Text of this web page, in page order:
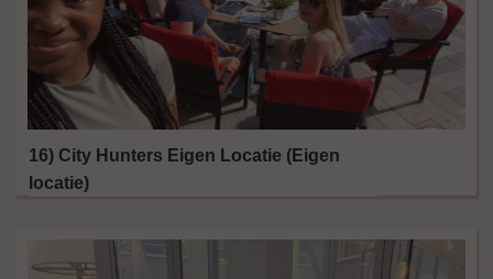
16) City Hunters Eigen Locatie (Eigen
locatie)